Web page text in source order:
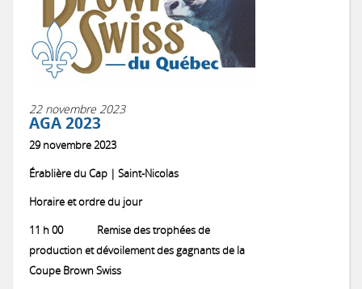
22 novembre 2023
AGA 2023
29 novembre 2023
Érablière du Cap | Saint-Nicolas
Horaire et ordre du jour
11 h 00 Remise des trophées de
production et dévoilement des gagnants de la
Coupe Brown Swiss